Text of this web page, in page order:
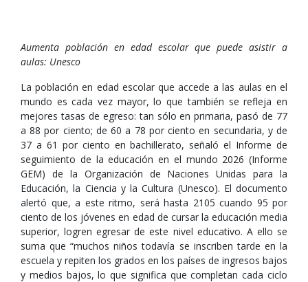
Aumenta población en edad escolar que puede asistir a
aulas: Unesco
La población en edad escolar que accede a las aulas en el
mundo es cada vez mayor, lo que también se refleja en
mejores tasas de egreso: tan sólo en primaria, pasó de 77
a 88 por ciento; de 60 a 78 por ciento en secundaria, y de
37 a 61 por ciento en bachillerato, señaló el Informe de
seguimiento de la educación en el mundo 2026 (Informe
GEM) de la Organización de Naciones Unidas para la
Educación, la Ciencia y la Cultura (Unesco). El documento
alertó que, a este ritmo, será hasta 2105 cuando 95 por
ciento de los jóvenes en edad de cursar la educación media
superior, logren egresar de este nivel educativo. A ello se
suma que “muchos niños todavía se inscriben tarde en la
escuela y repiten los grados en los países de ingresos bajos
y medios bajos, lo que significa que completan cada ciclo